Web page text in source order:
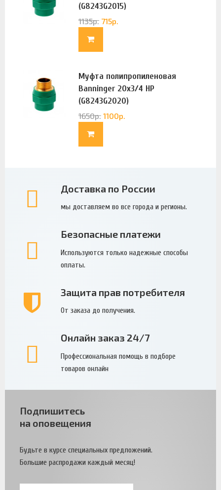
(G8243G2015)
1135р. 715р.
Муфта полипропиленовая
Banninger 20х3/4 НР
(G8243G2020)
1650р. 1100р.
Доставка по России
мы доставляем во все города и регионы.
Безопасные платежи
Используются только надежные способы
оплаты.
Защита прав потребителя
От заказа до получения.
Онлайн заказ 24/7
Профессиональная помощь в подборе
товаров онлайн
Подпишитесь
на оповещения
Будьте в курсе специальных предложений.
Большие распродажи каждый месяц!